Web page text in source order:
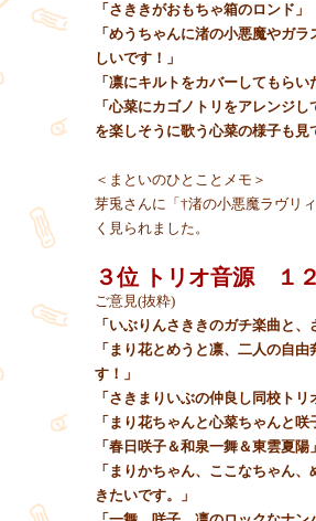
「さききがおもちゃ箱のロンド」
「めうちゃんに渚の小悪魔やガ
しいです！」
「凛にキルトをカバーしてもらい
「心菜にカゴノトリをアレンジ
を楽しそうに歌う心菜の様子も見
＜まといのひとことメモ＞
芽兎さんに「†渚の小悪魔ラヴリ
く見られました。
３位 トリオ音源 １
ご意見(抜粋)
「いぶりんさききのガチ楽曲と
「まり花とめうと凛、二人の自
す！」
「さきまりいぶの仲良し同校ト
「まり花ちゃんと心菜ちゃんと
「春日咲子＆和泉一舞＆東雲夏陽
「まりかちゃん、ここなちゃん
きたいです。」